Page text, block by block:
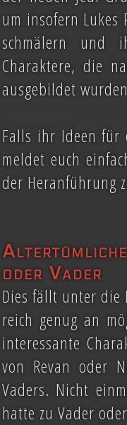
um insofern
schmälern und
Charaktere, die
ausgebildet
Falls ihr Ideen für
meldet euch
der Heranführung
oder Vader
Dies fällt unter die
reich genug an
interessante
von Revan oder
Vaders. Nicht
hatte zu Vader